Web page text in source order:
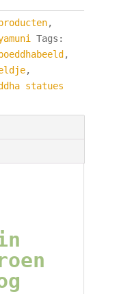
,
Tags:
boeddhabeeld ,
,
statues